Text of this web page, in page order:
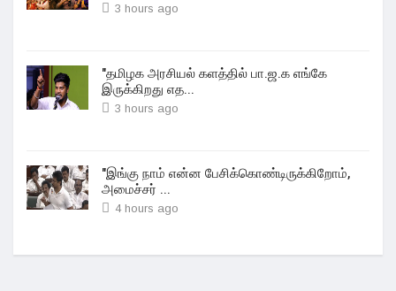
3 hours ago
"தமிழக அரசியல் களத்தில் பா.ஜ.க எங்கே
இருக்கிறது எத...
3 hours ago
"இங்கு நாம் என்ன பேசிக்கொண்டிருக்கிறோம்,
அமைச்சர் ...
4 hours ago